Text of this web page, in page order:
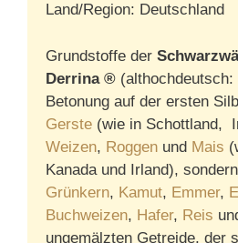
Land/Region: Deutschland
Grundstoffe der
Derrina ® (althochdeutsch:
Betonung auf der ersten
Gerste (wie in Schottland,
Weizen, Roggen und Mais
Kanada und Irland),
Grünkern, Kamut, Emmer,
Buchweizen, Hafer, Reis
ungemälzten Getreide, der